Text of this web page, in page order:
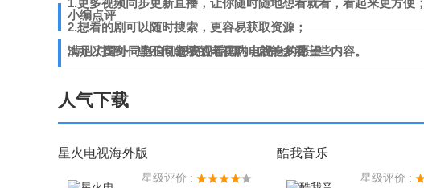
1.更多视频同步更新直播，让你随时随地想看就看，看起来更方便；
2.想看的剧可以随时搜索，更容易获取资源；
3.可以找到一些不同领域的电视剧，就能多看一些内容。
小编点评
满足了国外同胞迫切想要观看国内电视台的愿望
人气下载
星火电视海外版
星级评价 :
酷我音乐
星级评价 :